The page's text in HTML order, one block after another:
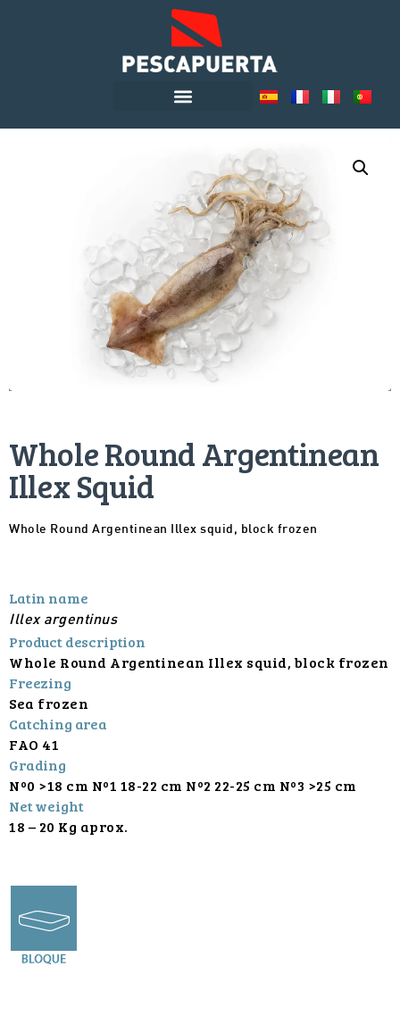
Whole Round Argentinean
Illex Squid
Whole Round Argentinean Illex squid, block frozen
Latin name
Illex argentinus
Product description
Whole Round Argentinean Illex squid, block frozen
Freezing
Sea frozen
Catching area
FAO 41
Grading
Nº0 >18 cm Nº1 18-22 cm Nº2 22-25 cm Nº3 >25 cm
Net weight
18 – 20 Kg aprox.